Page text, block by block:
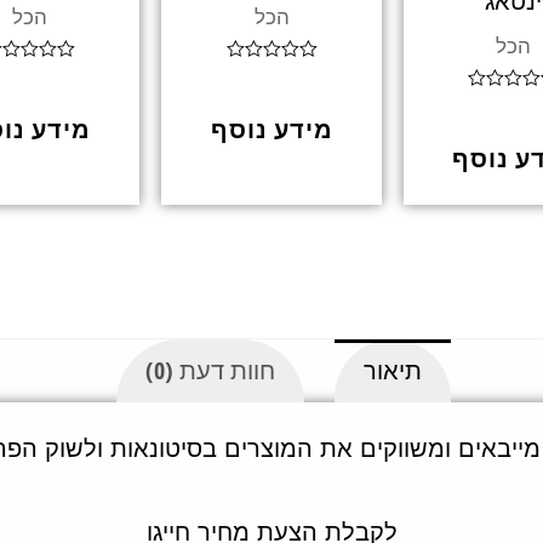
הכל
נוסף
הכל
ג
0
ך
מידע נוסף
הכל
ג
0
ך
מידע
תיאור חוות דעת (0)
מייבאים ומשווקים את המוצרים בסיטונאות ולשוק
לקבלת הצעת מחיר חייגו